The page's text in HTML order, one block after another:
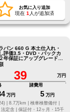
お気に入り追加
現在 1 人が追加済
パン 660 G 本土仕入れ・
評価3.5・DVD・バックカ
年保証にアップグレード可
39
万円
万円
諸費用
5 万円
2012(H24) |
8.7万km |
検車検整備付 |
法定含 | 保証付・12ヶ月・15千